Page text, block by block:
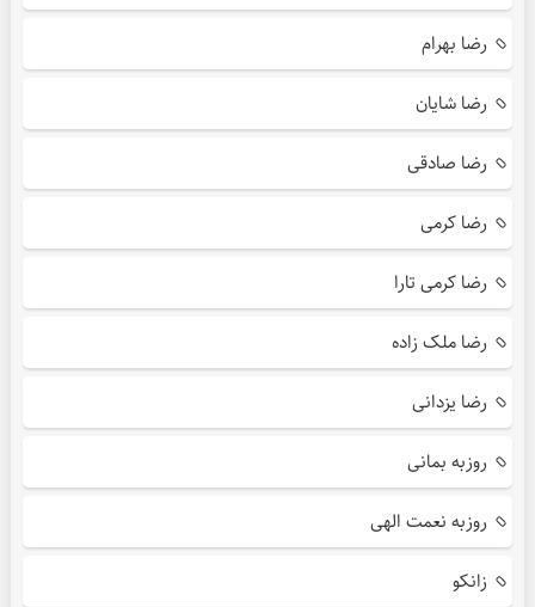
رضا بهرام
رضا شایان
رضا صادقی
رضا کرمی
رضا کرمی تارا
رضا ملک زاده
رضا یزدانی
روزبه بمانی
روزبه نعمت الهی
زانکو